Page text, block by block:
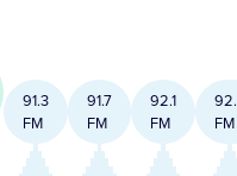
91.3
FM
91.7
FM
92.1
FM
FM